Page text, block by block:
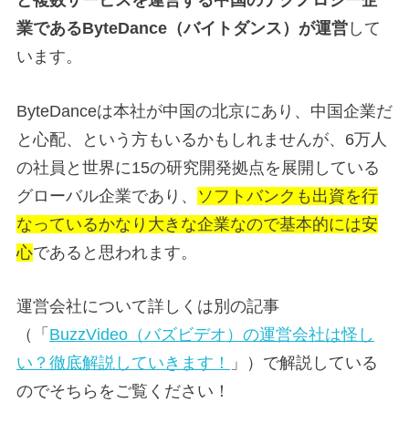
業であるByteDance（バイトダンス）が運営 して
います。
ByteDanceは本社が中国の北京にあり、中国企業だ
と心配、という方もいるかもしれませんが、6万人
の社員と世界に15の研究開発拠点を展開している
グローバル企業であり、 ソフトバンクも出資を行
なっているかなり大きな企業なので基本的には安
心であると思われます。
運営会社について詳しくは別の記事
（「 BuzzVideo（バズビデオ）の運営会社は怪し
い？徹底解説していきます！
」）で解説している
のでそちらをご覧ください！